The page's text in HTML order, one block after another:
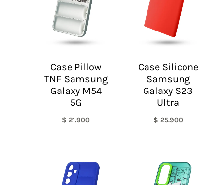
Case Pillow
TNF Samsung
Galaxy M54
5G
$ 21.900
Case Silicone
Samsung
Galaxy S23
Ultra
$ 25.900